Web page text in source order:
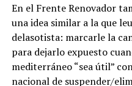
En el Frente Renovador
una idea similar a la que
delasotista: marcarle la
para dejarlo expuesto
mediterráneo “sea útil”
nacional de suspender/